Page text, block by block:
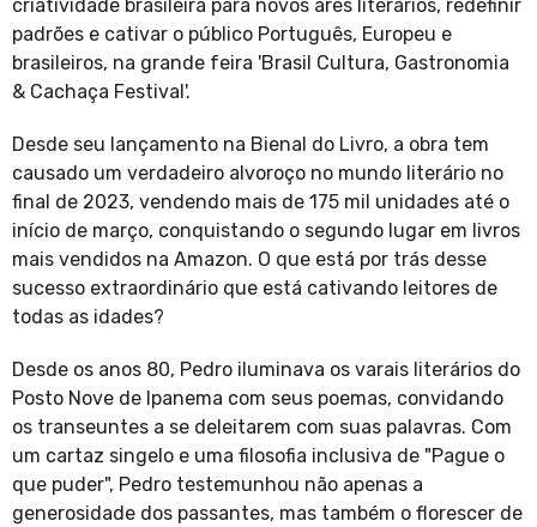
criatividade brasileira para novos ares literários, redefinir
padrões e cativar o público Português, Europeu e
brasileiros, na grande feira 'Brasil Cultura, Gastronomia
& Cachaça Festival'.
Desde seu lançamento na Bienal do Livro, a obra tem
causado um verdadeiro alvoroço no mundo literário no
final de 2023, vendendo mais de 175 mil unidades até o
início de março, conquistando o segundo lugar em livros
mais vendidos na Amazon. O que está por trás desse
sucesso extraordinário que está cativando leitores de
todas as idades?
Desde os anos 80, Pedro iluminava os varais literários do
Posto Nove de Ipanema com seus poemas, convidando
os transeuntes a se deleitarem com suas palavras. Com
um cartaz singelo e uma filosofia inclusiva de "Pague o
que puder", Pedro testemunhou não apenas a
generosidade dos passantes, mas também o florescer de